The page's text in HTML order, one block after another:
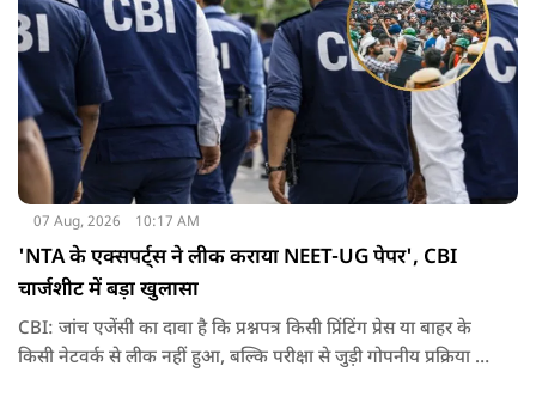
07 Aug, 2026 10:17 AM
'NTA के एक्सपर्ट्स ने लीक कराया NEET-UG पेपर', CBI
चार्जशीट में बड़ा खुलासा
CBI: जांच एजेंसी का दावा है कि प्रश्नपत्र किसी प्रिंटिंग प्रेस या बाहर के
किसी नेटवर्क से लीक नहीं हुआ, बल्कि परीक्षा से जुड़ी गोपनीय प्रक्रिया में